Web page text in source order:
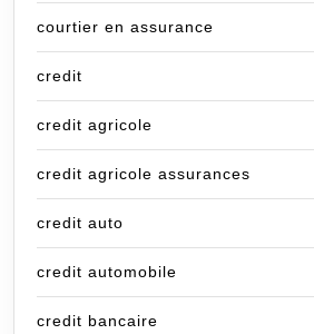
courtier en assurance
credit
credit agricole
credit agricole assurances
credit auto
credit automobile
credit bancaire